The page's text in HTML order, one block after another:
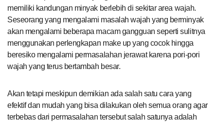
memiliki kandungan minyak berlebih di sekitar area wajah.
Seseorang yang mengalami masalah wajah yang berminyak
akan mengalami beberapa macam gangguan seperti sulitnya
menggunakan perlengkapan make up yang cocok hingga
beresiko mengalami permasalahan jerawat karena pori-pori
wajah yang terus bertambah besar.
Akan tetapi meskipun demikian ada salah satu cara yang
efektif dan mudah yang bisa dilakukan oleh semua orang agar
terbebas dari permasalahan tersebut salah satunya adalah